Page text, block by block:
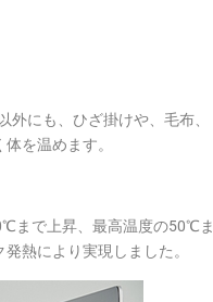
にも、ひざ掛けや、毛布、
を温めます。
まで上昇、最高温度の50℃ま
熱により実現しました。